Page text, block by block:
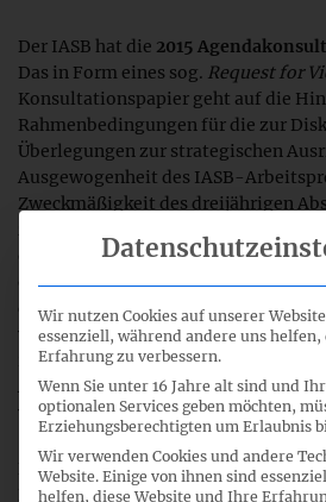
Der IASB hat die 2015
Das in Form eines sog. Request for
Konsultationspapier geht auf die
Rahmenbedingungen für die zur
Überlegungen zur strategischen
Ausgewogenheit des IASB-
Zweckmäßigkeit des dreijährigen
öffentlichen Konsultation zum
es die Anforderungen an die
die damit verbundenen
verstehen. In diesem
2011 das erste Konsultationspapier
Ausrichtung und zu seinem
veröffentlicht.
Das Ziel des im August 2015
Konsultationspapiers ist es den
Wir nutzen Cookies auf unserer
essenziell, während andere uns helfen,
Erfahrung zu verbessern.
Wenn Sie unter 16 Jahre alt sind und
optionalen Services geben möchten,
Erziehungsberechtigten um Erlaubnis
Wir verwenden Cookies und andere
Website. Einige von ihnen sind
helfen, diese Website und Ihre